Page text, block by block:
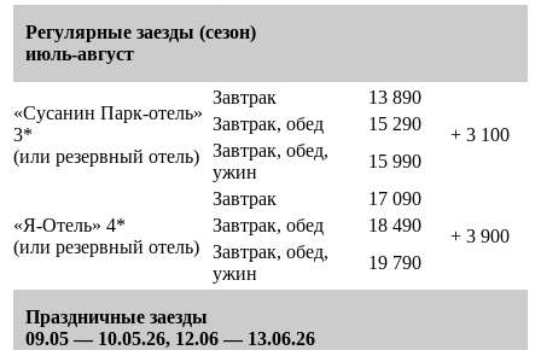
Регулярные заезды (сезон)
июль-август
«Сусанин Парк-отель»
3*
(или резервный отель)
Завтрак
13 890
+ 3 100
Завтрак, обед
15 290
Завтрак, обед,
ужин
15 990
«Я-Отель» 4*
(или резервный отель)
Завтрак
17 090
+ 3 900
Завтрак, обед
18 490
Завтрак, обед,
ужин
19 790
Праздничные заезды
09.05 — 10.05.26, 12.06 — 13.06.26